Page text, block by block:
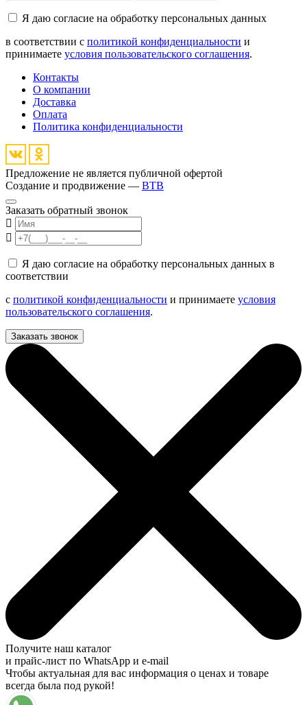
Я даю согласие на обработку персональных данных
в соответствии с политикой конфиденциальности и
принимаете условия пользовательского соглашения.
Контакты
О компании
Доставка
Оплата
Политика конфиденциальности
Предложение не является публичной офертой
Создание и продвижение — BTB
Заказать обратный звонок
Я даю согласие на обработку персональных данных в
соответствии
с политикой конфиденциальности и принимаете условия
пользовательского соглашения.
Заказать звонок
Получите наш каталог
и прайс-лист по WhatsApp и e-mail
Чтобы актуальная для вас информация о ценах и товаре
всегда была под рукой!